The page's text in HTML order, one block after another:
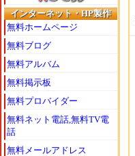
インターネット・HP製作
無料ホームページ
無料ブログ
無料アルバム
無料掲示板
無料プロバイダー
無料ネット電話,無料TV電
話
無料メールアドレス